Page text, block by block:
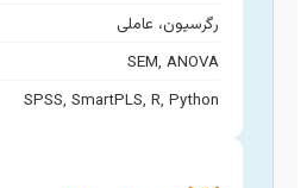
رگرسیون، عاملی
SEM, ANOVA
SPSS, SmartPLS, R, Python